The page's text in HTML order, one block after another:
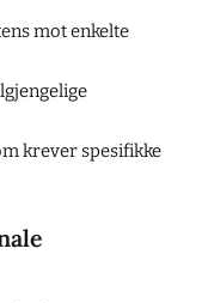
mot enkelte
krever spesifikke